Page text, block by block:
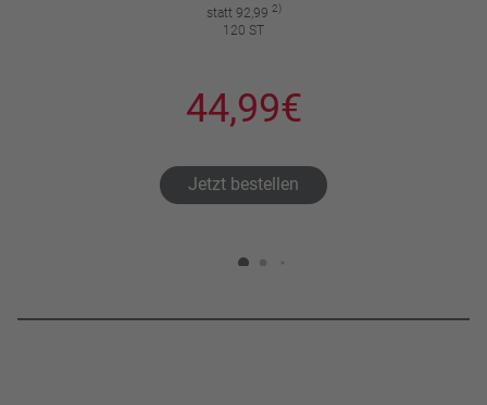
statt 92,99 2)
120 ST
44,99€
Jetzt bestellen